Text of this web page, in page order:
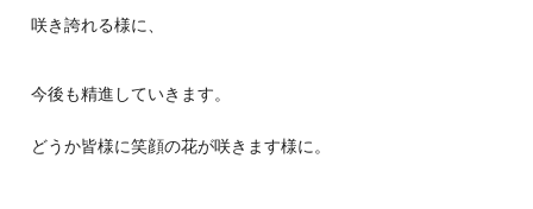
咲き誇れる様に、
今後も精進していきます。
どうか皆様に笑顔の花が咲きます様に。